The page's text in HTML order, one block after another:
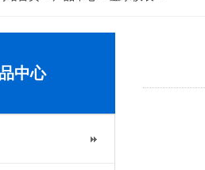
中心